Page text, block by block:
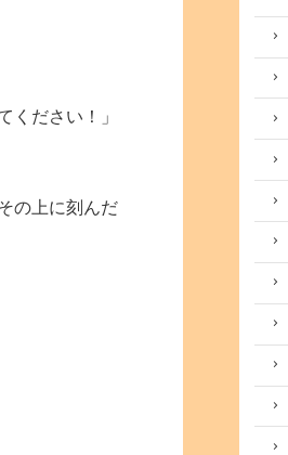
ください！」
の上に刻んだ